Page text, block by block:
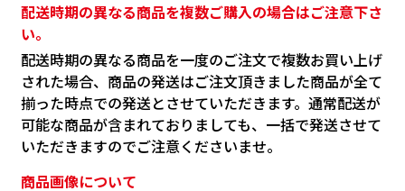
配送時期の異なる商品を複数ご購入の場合はご注意下さ
い。
配送時期の異なる商品を一度のご注文で複数お買い上げ
された場合、商品の発送はご注文頂きました商品が全て
揃った時点での発送とさせていただきます。通常配送が
可能な商品が含まれておりましても、一括で発送させて
いただきますのでご注意くださいませ。
商品画像について